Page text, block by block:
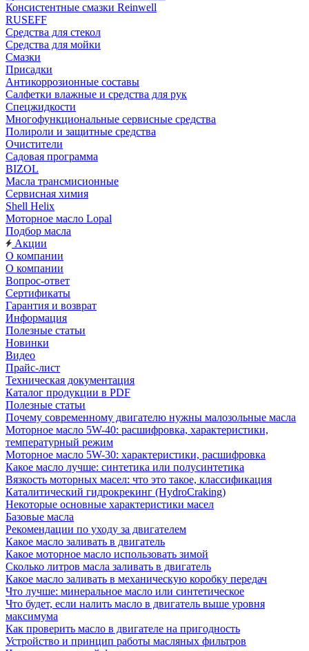
Консистентные смазки Reinwell
RUSEFF
Средства для стекол
Средства для мойки
Смазки
Присадки
Антикоррозионные составы
Салфетки влажные и средства для рук
Спецжидкости
Многофункциональные сервисные средства
Полироли и защитные средства
Очистители
Садовая программа
BIZOL
Масла трансмисионные
Сервисная химия
Shell Helix
Моторное масло Lopal
Подбор масла
Акции
О компании
О компании
Вопрос-ответ
Сертификаты
Гарантия и возврат
Информация
Полезные статьи
Новинки
Видео
Прайс-лист
Техническая документация
Каталог продукции в PDF
Полезные статьи
Почему современному двигателю нужны малозольные масла
Моторное масло 5W-40: расшифровка, характеристики,
температурный режим
Моторное масло 5W-30: характеристики, расшифровка
Какое масло лучше: синтетика или полусинтетика
Вязкость моторных масел: что это такое, классификация
Каталитический гидрокрекинг (НydroСraking)
Некоторые основные характеристики масел
Базовые масла
Рекомендации по уходу за двигателем
Какое масло заливать в двигатель
Какое моторное масло использовать зимой
Сколько литров масла заливать в двигатель
Какое масло заливать в механическую коробку передач
Что лучше: минеральное масло или синтетическое
Что будет, если налить масло в двигатель выше уровня
максимума
Как проверить масло в двигателе на пригодность
Устройство и принцип работы масляных фильтров